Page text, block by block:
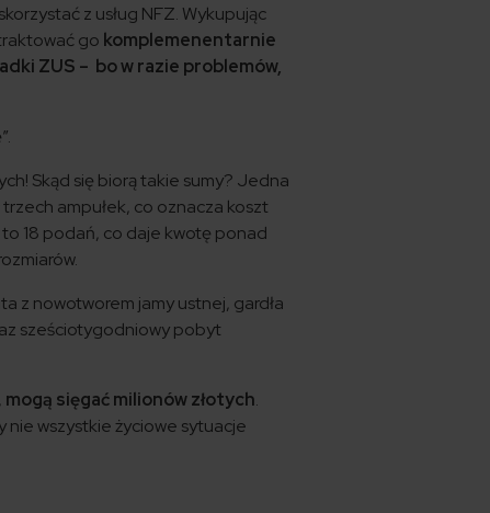
z usług NFZ. Wykupując
go komplemenentarnie
ZUS – bo w razie problemów,
Skąd się biorą takie sumy? Jedna
ampułek, co oznacza koszt
18 podań, co daje kwotę ponad
z nowotworem jamy ustnej, gardła
sześciotygodniowy pobyt
mogą sięgać milionów złotych.
nie wszystkie życiowe sytuacje